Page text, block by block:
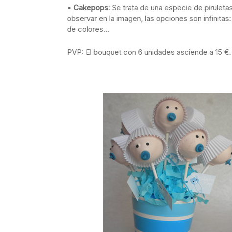
• Cakepops: Se trata de una especie de
observar en la imagen, las opciones son
de colores…
PVP: El bouquet con 6 unidades asciende a 15